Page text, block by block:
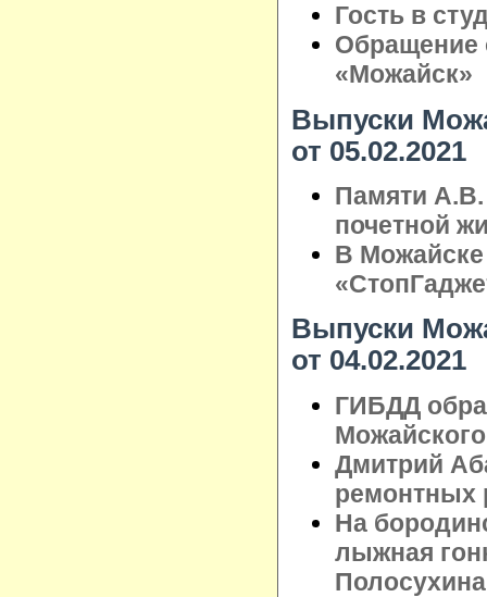
Гость в
Обращение
«Можайск»
Выпуски
от 05.02.2021
Памяти А.В.
почетной
В
Выпуски
от 04.02.2021
ГИБДД
Дмитрий
На
лыжная
Полосухина